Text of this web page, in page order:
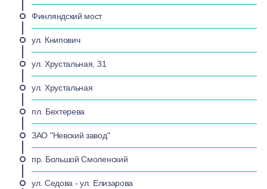
Финляндский мост
ул. Книпович
ул. Хрустальная, 31
ул. Хрустальная
пл. Бехтерева
ЗАО "Невский завод"
пр. Большой Смоленский
ул. Седова - ул. Елизарова